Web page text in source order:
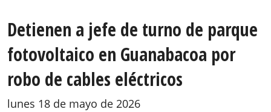
Detienen a jefe de turno de parque
fotovoltaico en Guanabacoa por
robo de cables eléctricos
lunes 18 de mayo de 2026